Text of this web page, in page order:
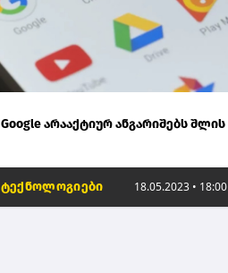
Google არააქტიურ ანგარიშებს შლის
ტექნოლოგიები 18.05.2023 • 18:00